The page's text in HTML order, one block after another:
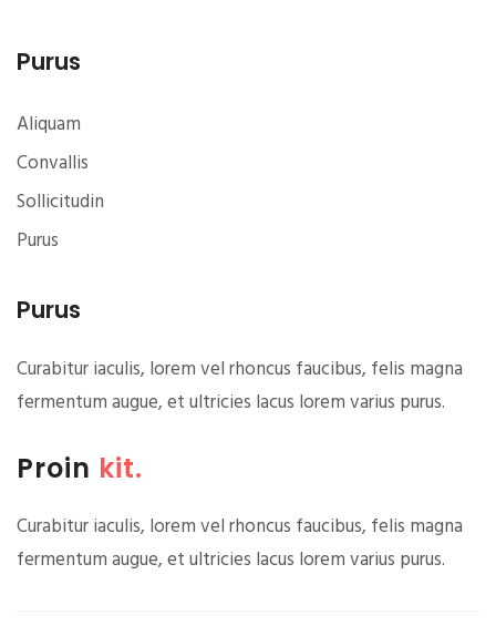
Purus
Aliquam
Convallis
Sollicitudin
Purus
Purus
Curabitur iaculis, lorem vel rhoncus faucibus, felis magna
fermentum augue, et ultricies lacus lorem varius purus.
Proin kit.
Curabitur iaculis, lorem vel rhoncus faucibus, felis magna
fermentum augue, et ultricies lacus lorem varius purus.